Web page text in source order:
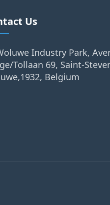
Us
Industry Park,
Tollaan 69, Saint-
Belgium